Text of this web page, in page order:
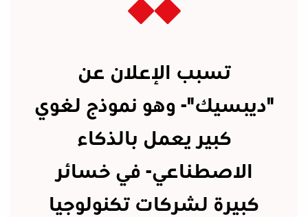
تسبب الإعلان عن
"ديبسيك"- وهو نموذج لغوي
كبير يعمل بالذكاء
الاصطناعي- في خسائر
كبيرة لشركات تكنولوجيا